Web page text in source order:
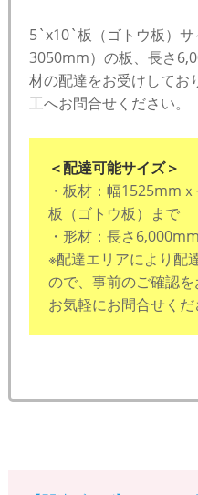
5`x10`板（ゴトウ板）
3050mm）の板、長さ
材の配達をお受けしてお
工へお問合せください。
＜配達可能サイズ＞
・板材：幅
板（ゴトウ板）まで
・形材：長さ
※配達エリアにより配
ので、事前のご確認を
お気軽にお問合せくだ